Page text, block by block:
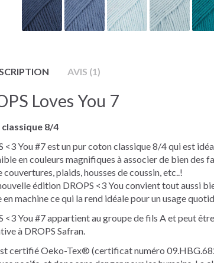
AVIS (1)
Loves You 7
8/4
<3 You #7 est un pur coton classique 8/4 qui est
en couleurs magnifiques à associer de bien
couvertures, plaids, housses de coussin, etc..!
édition DROPS <3 You convient tout aussi
en machine ce qui la rend idéale pour un usage
<3 You #7 appartient au groupe de fils A et peut
à DROPS Safran.
certifié Oeko-Tex® (certificat numéro